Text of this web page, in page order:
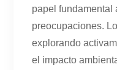
papel fundamental
preocupaciones.
explorando
el impacto